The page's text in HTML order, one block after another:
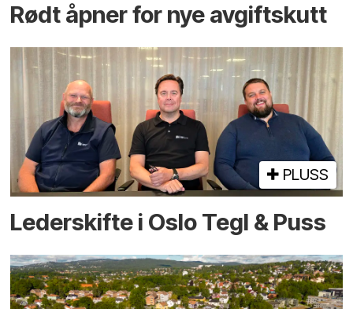
Rødt åpner for nye avgiftskutt
PLUSS
Lederskifte i Oslo Tegl & Puss